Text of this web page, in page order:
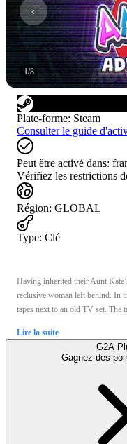
1/8
Plate-forme: Steam
Consulter le guide
Peut être activé dans:
Vérifiez les restrictions
Région: GLOBAL
Type: Clé
Having inherited their Aunt
reclusive woman left behind. In
tapes next to an old TV set. The
Lire la suite
G2A
Gagnez des